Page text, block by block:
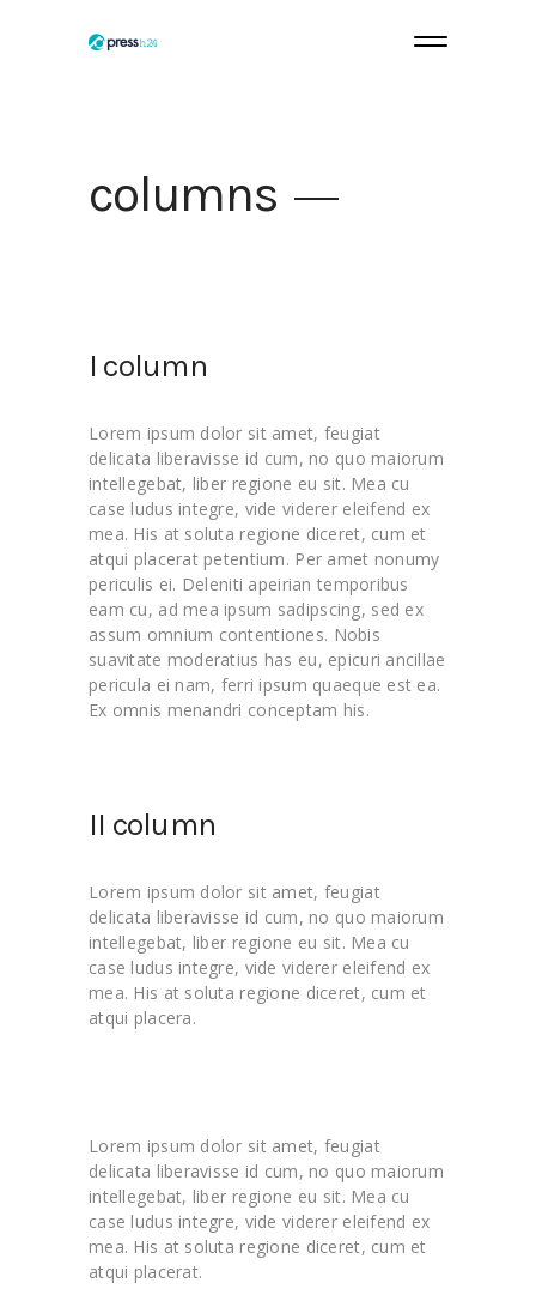
columns
I column
Lorem ipsum dolor sit amet, feugiat
delicata liberavisse id cum, no quo maiorum
intellegebat, liber regione eu sit. Mea cu
case ludus integre, vide viderer eleifend ex
mea. His at soluta regione diceret, cum et
atqui placerat petentium. Per amet nonumy
periculis ei. Deleniti apeirian temporibus
eam cu, ad mea ipsum sadipscing, sed ex
assum omnium contentiones. Nobis
suavitate moderatius has eu, epicuri ancillae
pericula ei nam, ferri ipsum quaeque est ea.
Ex omnis menandri conceptam his.
II column
Lorem ipsum dolor sit amet, feugiat
delicata liberavisse id cum, no quo maiorum
intellegebat, liber regione eu sit. Mea cu
case ludus integre, vide viderer eleifend ex
mea. His at soluta regione diceret, cum et
atqui placera.
Lorem ipsum dolor sit amet, feugiat
delicata liberavisse id cum, no quo maiorum
intellegebat, liber regione eu sit. Mea cu
case ludus integre, vide viderer eleifend ex
mea. His at soluta regione diceret, cum et
atqui placerat.